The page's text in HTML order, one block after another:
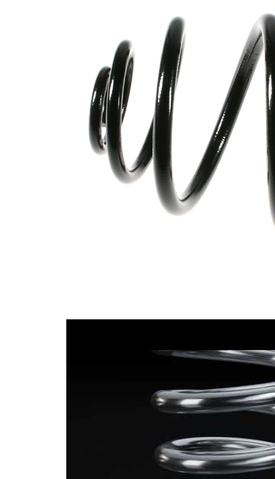
kg
Mini
blok
Dış çap
150
mm
Tel çapı
8,80
mm
Tel çapı
14,15
mm
Tel çapı 11,90
mm